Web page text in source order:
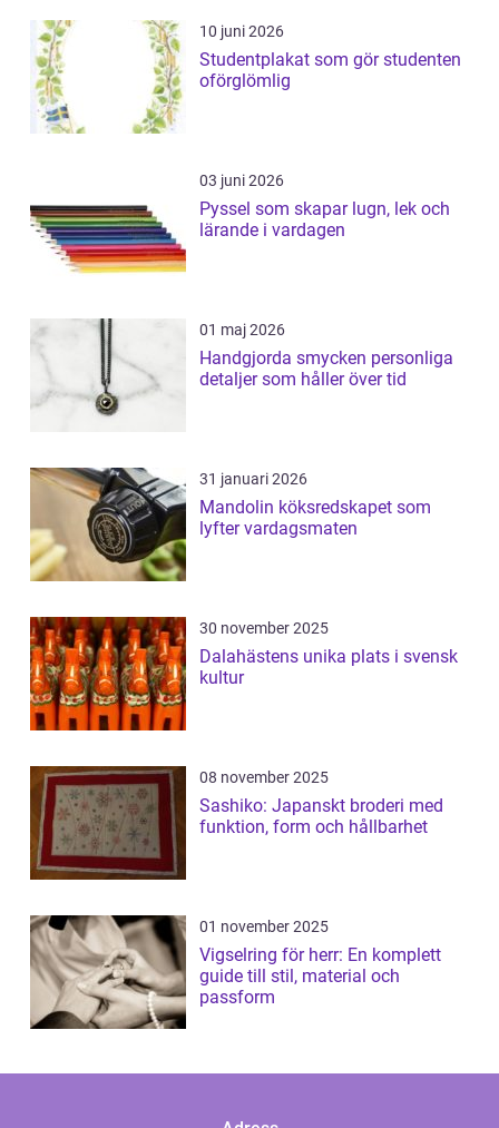
10 juni 2026
Studentplakat som gör studenten
oförglömlig
03 juni 2026
Pyssel som skapar lugn, lek och
lärande i vardagen
01 maj 2026
Handgjorda smycken personliga
detaljer som håller över tid
31 januari 2026
Mandolin köksredskapet som
lyfter vardagsmaten
30 november 2025
Dalahästens unika plats i svensk
kultur
08 november 2025
Sashiko: Japanskt broderi med
funktion, form och hållbarhet
01 november 2025
Vigselring för herr: En komplett
guide till stil, material och
passform